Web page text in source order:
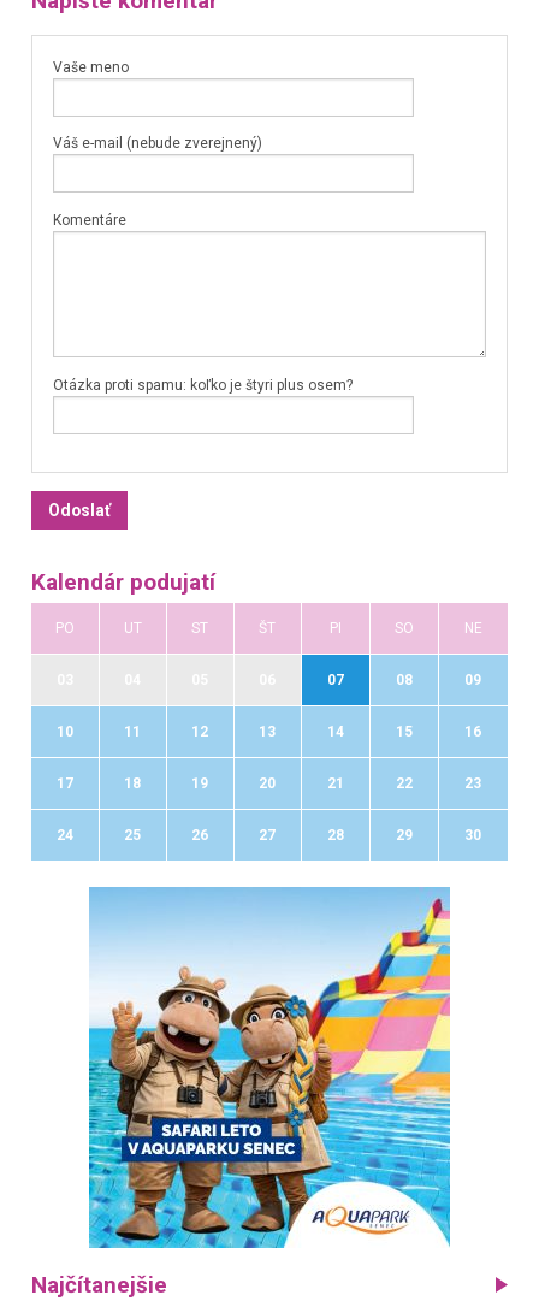
Vaše meno
Váš e-mail (nebude zverejnený)
Komentáre
Otázka proti spamu: koľko je štyri plus osem?
Kalendár podujatí
PO UT ST ŠT PI SO NE
07 08 09
10 11 12 13 14 15 16
17 18 19 20 21 22 23
24 25 26 27 28 29 30
Najčítanejšie